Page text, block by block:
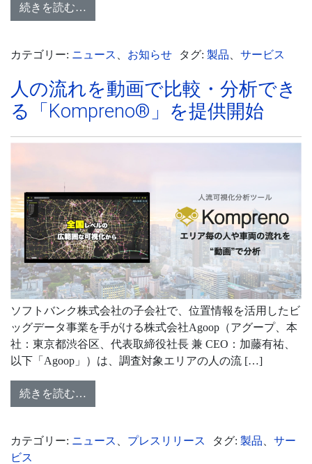
続きを読む…
カテゴリー: ニュース お知らせ タグ: 製品 サービス
人の流れを動画で比較・分析でき
る「Kompreno®︎」を提供開始
ソフトバンク株式会社の子会社で、位置情報を活用したビ
ッグデータ事業を手がける株式会社Agoop（アグープ、本
社：東京都渋谷区、代表取締役社長 兼 CEO：加藤有祐、
以下「Agoop」）は、調査対象エリアの人の流 […]
続きを読む…
カテゴリー: ニュース プレスリリース タグ: 製品
サー
ビス